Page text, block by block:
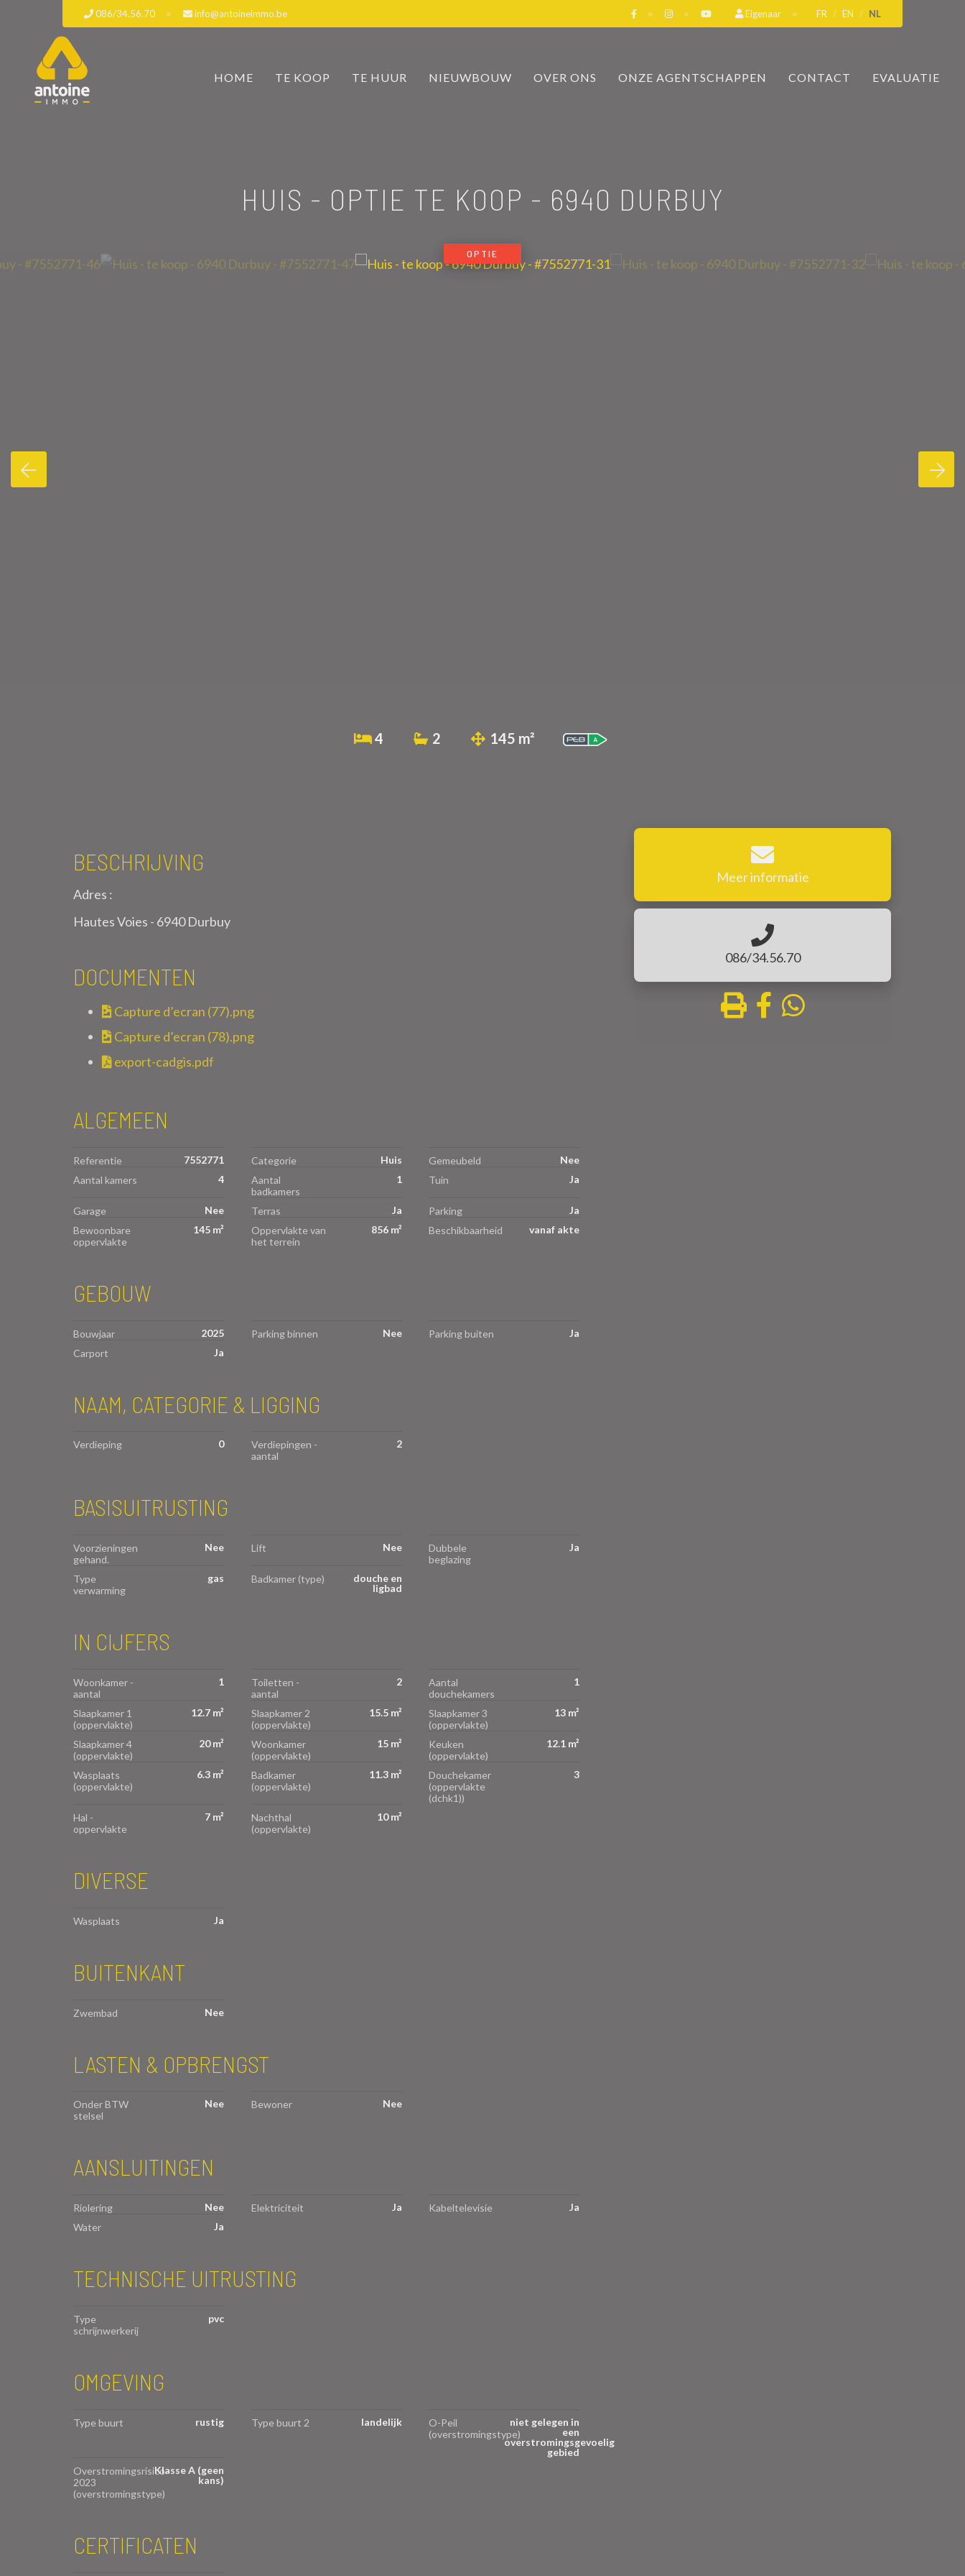
086/34.56.70 info@antoineimmo.be Eigenaar FR EN NL
HOME TE KOOP TE HUUR NIEUWBOUW OVER ONS ONZE AGENTSCHAPPEN CONTACT EVALUATIE
HUIS - OPTIE TE KOOP - 6940 DURBUY
OPTIE
4 2 145 m²
BESCHRIJVING
Adres :
Hautes Voies - 6940 Durbuy
DOCUMENTEN
Capture d’ecran (77).png
Capture d’ecran (78).png
export-cadgis.pdf
ALGEMEEN
Referentie 7552771 Categorie Huis Gemeubeld
Nee
Aantal kamers
4
Aantal
badkamers
1 Tuin Ja
Garage Nee Terras Ja Parking
Ja
Bewoonbare
oppervlakte
145 m²
Oppervlakte van
het terrein
856 m² Beschikbaarheid vanaf akte
GEBOUW
Bouwjaar 2025 Parking binnen Nee Parking buiten
Ja
Carport
Ja
NAAM, CATEGORIE & LIGGING
Verdieping 0
Verdiepingen -
aantal
2
BASISUITRUSTING
Voorzieningen
gehand.
Nee Lift Nee
Dubbele
beglazing
Ja
Type
verwarming
gas Badkamer (type)
douche en
ligbad
IN CIJFERS
Woonkamer -
aantal
1
Toiletten -
aantal
2
Aantal
douchekamers
1
Slaapkamer 1
(oppervlakte)
12.7 m²
Slaapkamer 2
(oppervlakte)
15.5 m²
Slaapkamer 3
(oppervlakte)
13 m²
Slaapkamer 4
(oppervlakte)
20 m²
Woonkamer
(oppervlakte)
15 m²
Keuken
(oppervlakte)
12.1 m²
Wasplaats
(oppervlakte)
6.3 m²
Badkamer
(oppervlakte)
11.3 m²
Douchekamer
(oppervlakte
(dchk1))
3
Hal -
oppervlakte
7 m²
Nachthal
(oppervlakte)
10 m²
DIVERSE
Wasplaats Ja
BUITENKANT
Zwembad Nee
LASTEN & OPBRENGST
Onder BTW
stelsel
Nee Bewoner Nee
AANSLUITINGEN
Riolering Nee Elektriciteit Ja Kabeltelevisie
Ja
Water
Ja
TECHNISCHE UITRUSTING
Type
schrijnwerkerij
pvc
OMGEVING
Type buurt rustig Type buurt 2 landelijk
O-Peil
(overstromingstype)
niet gelegen in
een
overstromingsgevoelig
gebied
Overstromingsrisico
2023
(overstromingstype)
Klasse A (geen
kans)
CERTIFICATEN
Meer informatie
086/34.56.70